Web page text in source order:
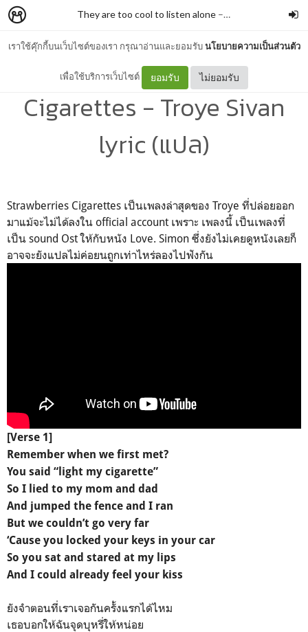
เราใช้คุ๊กกี้บนเว็บไซต์ของเรา กรุณาอ่านและยอมรับนโยบายความเป็นส่วนตัว
เพื่อใช้บริการเว็บไซต์ ยอมรับ ไม่ยอมรับ
They are too cool to listen alone – Kararakarn
Strawberries And
Cigarettes - Troye Sivan
lyric (แปล)
Strawberries Cigarettes เป็นเพลงล่าสุดของ Troye ที่ปล่อยออก
มาแม้จะไม่ได้ลงใน official account เพราะ เพลงนี้ เป็นเพลงที่
เป็น sound Ost ให้กับหนัง Love. Simon ซึ่งยังไม่เคยดูหนังเลยก็
อาจจะยังแปลไม่ค่อยนถูกเท่าไหร่ลองไปฟังกัน
[Verse 1]
Remember when we first met?
You said “light my cigarette”
So I lied to my mom and dad
And jumped the fence and I ran
But we couldn’t go very far
‘Cause you locked your keys in your car
So you sat and stared at my lips
And I could already feel your kiss
ยังจำตอนที่เราเจอกันครั้งแรกได้ไหม
เธอบอกให้ฉันจุดบุหรี่ให้หน่อย